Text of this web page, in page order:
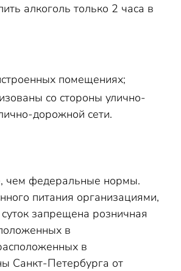
алкоголь только 2 часа в
помещениях;
со стороны улично-
дорожной сети.
чем федеральные нормы.
питания организациями,
запрещена розничная
в
в
Санкт-Петербурга от